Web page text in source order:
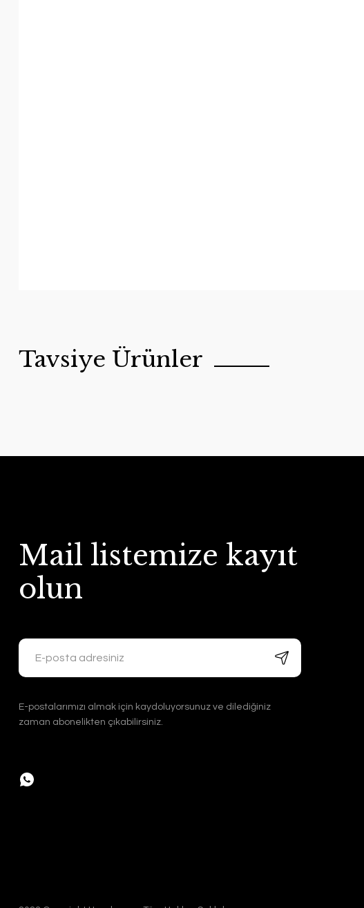
Tavsiye Ürünler
Handygoo Bronz Renkli Bakır Cezve Takımı 3 lü
3.200,00 TL
Mail listemize kayıt
olun
E-postalarımızı almak için kaydoluyorsunuz ve dilediğiniz
zaman abonelikten çıkabilirsiniz.